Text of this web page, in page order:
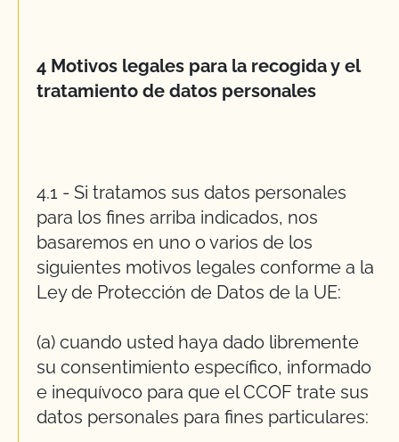
4 Motivos legales para la recogida y el
tratamiento de datos personales
4.1 - Si tratamos sus datos personales
para los fines arriba indicados, nos
basaremos en uno o varios de los
siguientes motivos legales conforme a la
Ley de Protección de Datos de la UE:
(a) cuando usted haya dado libremente
su consentimiento específico, informado
e inequívoco para que el CCOF trate sus
datos personales para fines particulares: